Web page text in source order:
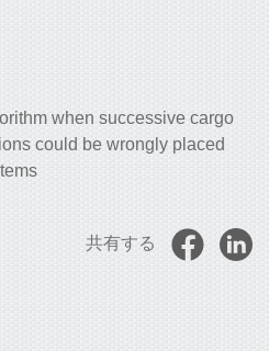
when successive cargo
could be wrongly placed
共有する